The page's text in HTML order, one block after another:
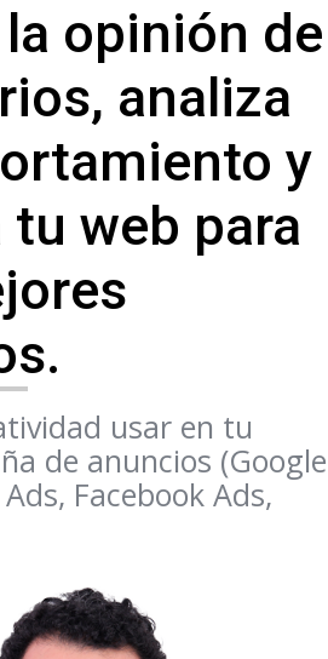
opinión de
analiza
y
web para
usar en tu
de anuncios (Google
Facebook Ads,